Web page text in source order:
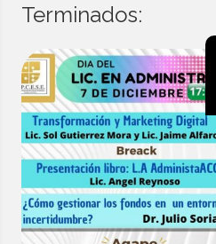
Terminados: